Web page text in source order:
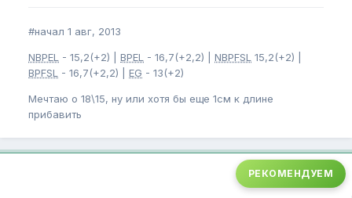
#начал 1 авг, 2013
NBPEL - 15,2(+2) | BPEL - 16,7(+2,2) | NBPFSL 15,2(+2) |
BPFSL
- 16,7(+2,2) | EG - 13(+2)
Мечтаю о 18\15, ну или хотя бы еще 1см к длине
прибавить
РЕКОМЕНДУЕМ